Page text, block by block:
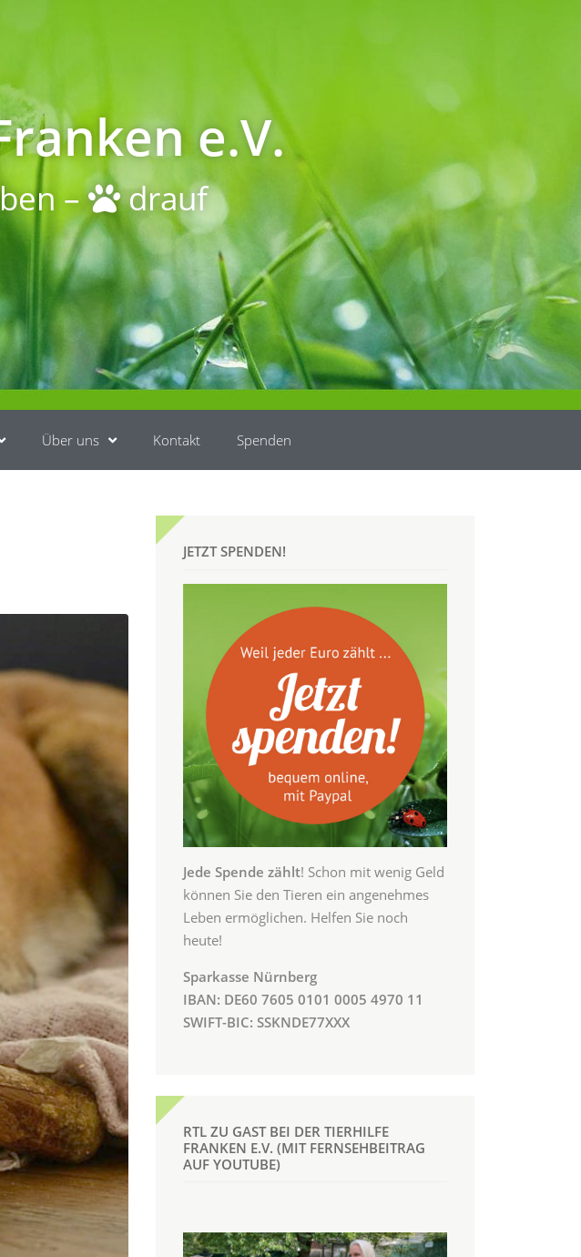
e.V.
– drauf
Über uns Kontakt Spenden
JETZT SPENDEN!
Jede Spende zählt! Schon mit wenig Geld
können Sie den Tieren ein angenehmes
Leben ermöglichen. Helfen Sie noch
heute!
Sparkasse Nürnberg
IBAN: DE60 7605 0101 0005 4970 11
SWIFT-BIC: SSKNDE77XXX
RTL ZU GAST BEI DER TIERHILFE
FRANKEN E.V. (MIT FERNSEHBEITRAG
AUF YOUTUBE)